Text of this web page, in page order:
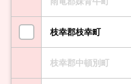
枝幸郡枝幸町
枝幸郡中頓別町